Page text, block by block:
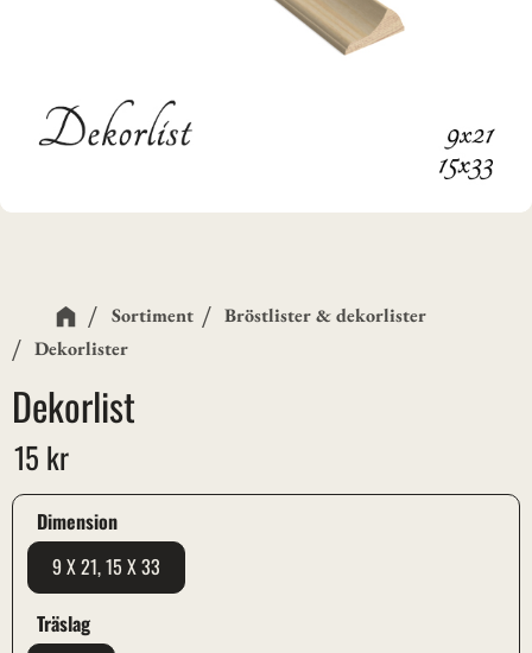
Sortiment
Bröstlister & dekorlister
Dekorlister
Dekorlist
15 kr
Dimension
9 X 21, 15 X 33
Träslag